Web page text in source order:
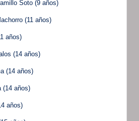
Soto (9 años)
(11 años)
(14 años)
años)
años)